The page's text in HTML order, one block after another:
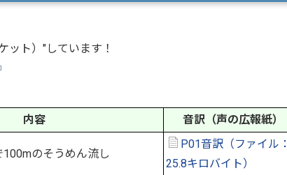
ット）"しています！
内容
音訳（声の広報紙）
のそうめん流し
P01音訳（ファイル
25.8キロバイト）